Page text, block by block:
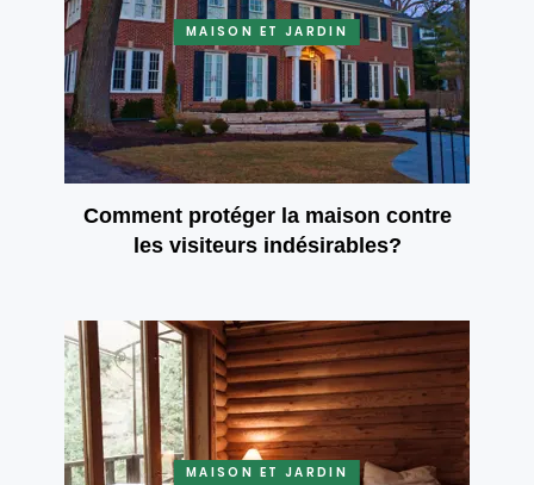
MAISON ET JARDIN
Comment protéger la maison contre
les visiteurs indésirables?
MAISON ET JARDIN